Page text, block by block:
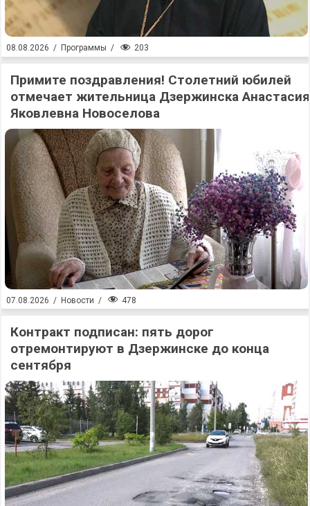
08.08.2026 / Программы / 203
Примите поздравления! Столетний юбилей
отмечает жительница Дзержинска Анастасия
Яковлевна Новоселова
07.08.2026 / Новости / 478
Контракт подписан: пять дорог
отремонтируют в Дзержинске до конца
сентября